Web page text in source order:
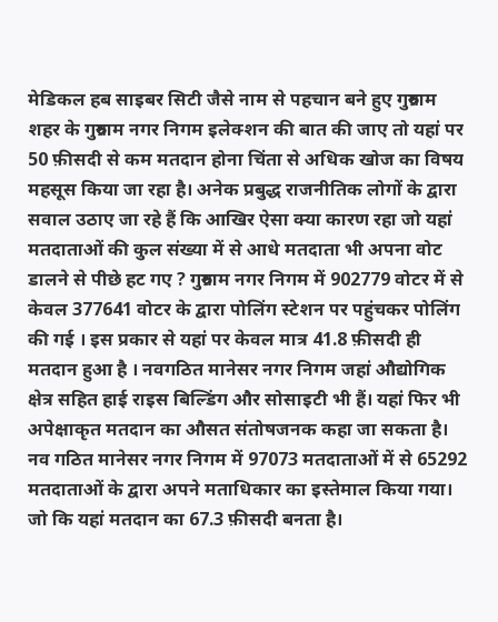
मेडिकल हब साइबर सिटी जैसे नाम से पहचान बने हुए गुरुग्राम
शहर के गुरुग्राम नगर निगम इलेक्शन की बात की जाए तो यहां पर
50 फ़ीसदी से कम मतदान होना चिंता से अधिक खोज का विषय
महसूस किया जा रहा है। अनेक प्रबुद्ध राजनीतिक लोगों के द्वारा
सवाल उठाए जा रहे हैं कि आखिर ऐसा क्या कारण रहा जो यहां
मतदाताओं की कुल संख्या में से आधे मतदाता भी अपना वोट
डालने से पीछे हट गए ? गुरुग्राम नगर निगम में 902779 वोटर में से
केवल 377641 वोटर के द्वारा पोलिंग स्टेशन पर पहुंचकर पोलिंग
की गई । इस प्रकार से यहां पर केवल मात्र 41.8 फ़ीसदी ही
मतदान हुआ है । नवगठित मानेसर नगर निगम जहां औद्योगिक
क्षेत्र सहित हाई राइस बिल्डिंग और सोसाइटी भी हैं। यहां फिर भी
अपेक्षाकृत मतदान का औसत संतोषजनक कहा जा सकता है।
नव गठित मानेसर नगर निगम में 97073 मतदाताओं में से 65292
मतदाताओं के द्वारा अपने मताधिकार का इस्तेमाल किया गया।
जो कि यहां मतदान का 67.3 फ़ीसदी बनता है।